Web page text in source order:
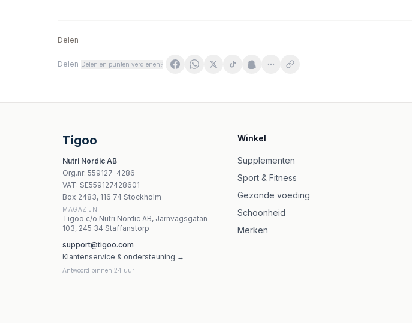
Delen
Delen Delen en punten verdienen?
Swanson - Probiotic For Kids - 60 Gummies Tabs
Nutricost Kids Vitamin D3 Gummies 2500 IE – 120 tuggummi
Cytoplan Vitamin D3 + K2 25 mcg + 45 mcg - 60 vegetariska kapslar
Cytoplan Selenium - 100 mcg - 60 veganska tabletter
Cytoplan CoQ10 Multi 80 mg - 60 vegetabiliska kapslar
Tigoo
Nutri Nordic AB
Org.nr: 559127-4286
VAT: SE559127428601
Box 2483, 116 74 Stockholm
MAGAZIJN
Tigoo c/o Nutri Nordic AB, Järnvägsgatan
103, 245 34 Staffanstorp
support@tigoo.com
Klantenservice & ondersteuning →
Antwoord binnen 24 uur
Winkel
Supplementen
Sport & Fitness
Gezonde voeding
Schoonheid
Merken